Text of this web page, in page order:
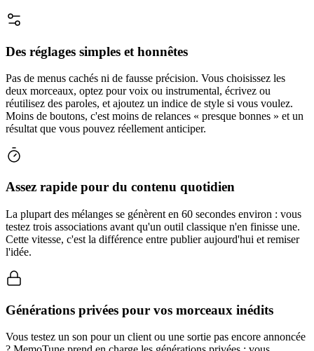
Des réglages simples et honnêtes
Pas de menus cachés ni de fausse précision. Vous choisissez les
deux morceaux, optez pour voix ou instrumental, écrivez ou
réutilisez des paroles, et ajoutez un indice de style si vous voulez.
Moins de boutons, c'est moins de relances « presque bonnes » et un
résultat que vous pouvez réellement anticiper.
Assez rapide pour du contenu quotidien
La plupart des mélanges se génèrent en 60 secondes environ : vous
testez trois associations avant qu'un outil classique n'en finisse une.
Cette vitesse, c'est la différence entre publier aujourd'hui et remiser
l'idée.
Générations privées pour vos morceaux inédits
Vous testez un son pour un client ou une sortie pas encore annoncée